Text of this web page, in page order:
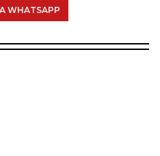
WHATSAPP